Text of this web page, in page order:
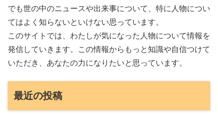
でも世の中のニュースや出来事について、特に人物につい
てはよく知らないといけない思っています。
このサイトでは、わたしが気になった人物について情報を
発信していきます。この情報からもっと知識や自信つけて
いただき、あなたの力になりたいと思っています。
最近の投稿